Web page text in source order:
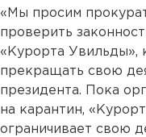
«Мы просим
проверить
«Курорта Увильды»,
прекращать свою
президента. Пока
на карантин,
ограничивает свою